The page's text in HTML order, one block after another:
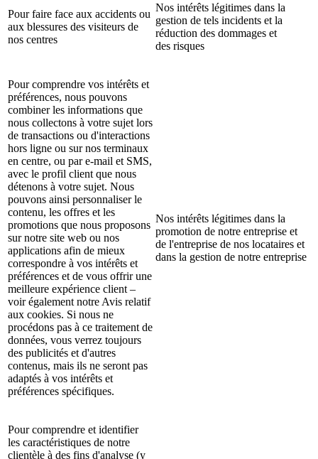
Pour faire face aux accidents ou
aux blessures des visiteurs de
nos centres
Nos intérêts légitimes dans la
gestion de tels incidents et la
réduction des dommages et
des risques
Pour comprendre vos intérêts et
préférences, nous pouvons
combiner les informations que
nous collectons à votre sujet lors
de transactions ou d'interactions
hors ligne ou sur nos terminaux
en centre, ou par e-mail et SMS,
avec le profil client que nous
détenons à votre sujet. Nous
pouvons ainsi personnaliser le
contenu, les offres et les
promotions que nous proposons
sur notre site web ou nos
applications afin de mieux
correspondre à vos intérêts et
préférences et de vous offrir une
meilleure expérience client –
voir également notre Avis relatif
aux cookies. Si nous ne
procédons pas à ce traitement de
données, vous verrez toujours
des publicités et d'autres
contenus, mais ils ne seront pas
adaptés à vos intérêts et
préférences spécifiques.
Nos intérêts légitimes dans la
promotion de notre entreprise et
de l'entreprise de nos locataires et
dans la gestion de notre entreprise
Pour comprendre et identifier
les caractéristiques de notre
clientèle à des fins d'analyse (y